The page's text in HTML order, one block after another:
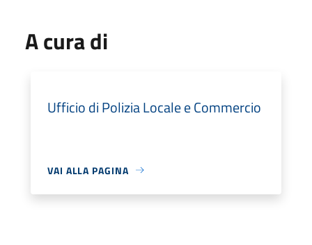
A cura di
Ufficio di Polizia Locale e Commercio
VAI ALLA PAGINA